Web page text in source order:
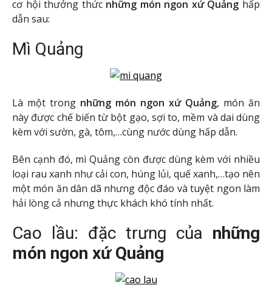
cơ hội thưởng thức những món ngon xứ Quảng hấp
dẫn sau:
Mì Quảng
Là một trong những món ngon xứ Quảng, món ăn
này được chế biến từ bột gạo, sợi to, mềm và dai dùng
kèm với sườn, gà, tôm,…cùng nước dùng hấp dẫn.
Bên cạnh đó, mì Quảng còn được dùng kèm với nhiều
loại rau xanh như cải con, húng lủi, quế xanh,…tạo nên
một món ăn dân dã nhưng độc đáo và tuyệt ngon làm
hải lòng cả nhưng thực khách khó tính nhất.
Cao lầu: đặc trưng của những
món ngon xứ Quảng